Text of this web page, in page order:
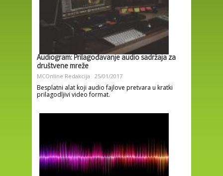
Audiogram: Prilagođavanje audio sadržaja za
društvene mreže
MCOnline Redakcija 25/01/2017
Besplatni alat koji audio fajlove pretvara u kratki
prilagodljivi video format.